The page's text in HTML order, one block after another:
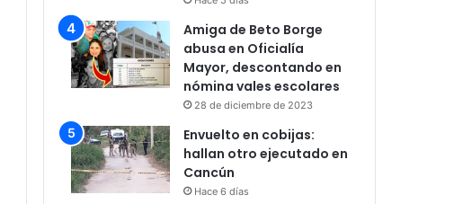
Amiga de Beto Borge
abusa en Oficialía
Mayor, descontando en
nómina vales escolares
28 de diciembre de 2023
Envuelto en cobijas:
hallan otro ejecutado en
Cancún
Hace 6 días